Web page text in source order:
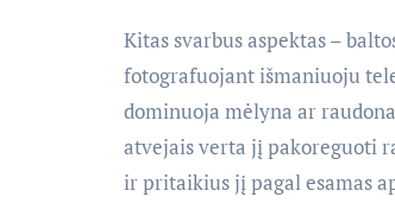
Kitas svarbus aspektas –
fotografuojant išmaniuoju
dominuoja mėlyna ar
atvejais verta jį pakoreguoti
ir pritaikius jį pagal esamas